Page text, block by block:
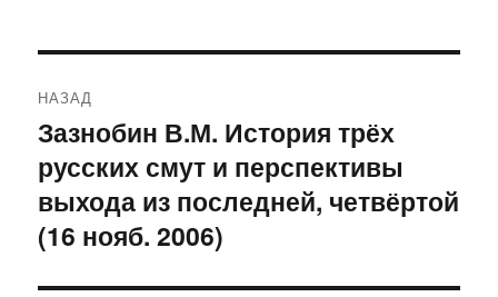
по
записям
НАЗАД
Предыдущая
запись:
Зазнобин В.М. История трёх
русских смут и перспективы
выхода из последней, четвёртой
(16 нояб. 2006)